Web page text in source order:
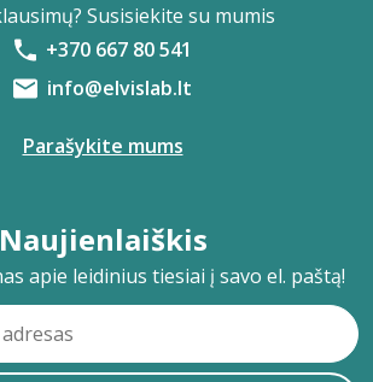
Susisiekite su mumis
+370 667 80 541
info@elvislab.lt
Parašykite mums
Naujienlaiškis
apie leidinius tiesiai į savo el. paštą!